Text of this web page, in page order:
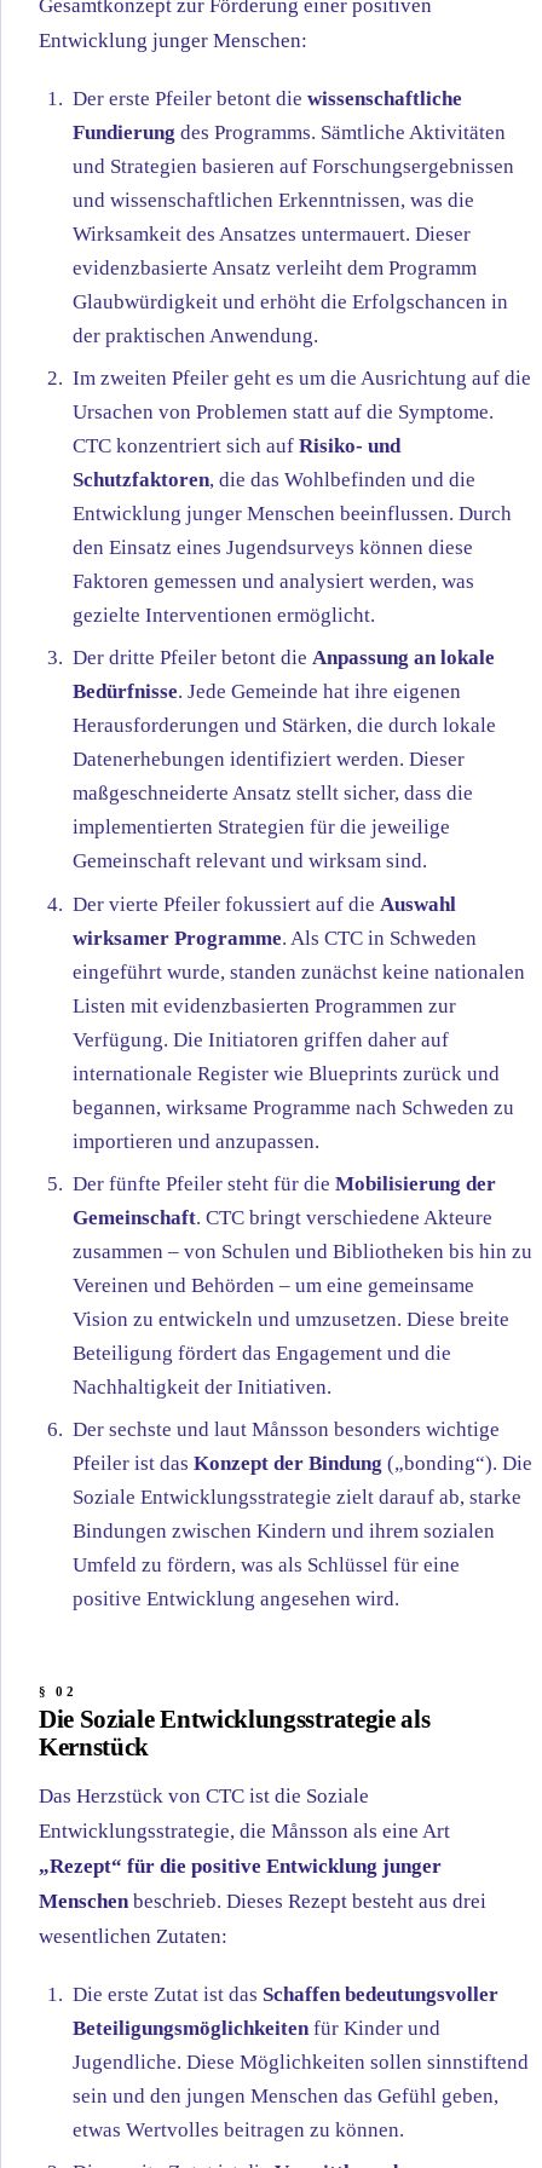
Gesamtkonzept zur Förderung einer positiven
Entwicklung junger Menschen:
Der erste Pfeiler betont die wissenschaftliche
Fundierung des Programms. Sämtliche Aktivitäten
und Strategien basieren auf Forschungsergebnissen
und wissenschaftlichen Erkenntnissen, was die
Wirksamkeit des Ansatzes untermauert. Dieser
evidenzbasierte Ansatz verleiht dem Programm
Glaubwürdigkeit und erhöht die Erfolgschancen in
der praktischen Anwendung.
Im zweiten Pfeiler geht es um die Ausrichtung auf die
Ursachen von Problemen statt auf die Symptome.
CTC konzentriert sich auf Risiko- und
Schutzfaktoren, die das Wohlbefinden und die
Entwicklung junger Menschen beeinflussen. Durch
den Einsatz eines Jugendsurveys können diese
Faktoren gemessen und analysiert werden, was
gezielte Interventionen ermöglicht.
Der dritte Pfeiler betont die Anpassung an lokale
Bedürfnisse. Jede Gemeinde hat ihre eigenen
Herausforderungen und Stärken, die durch lokale
Datenerhebungen identifiziert werden. Dieser
maßgeschneiderte Ansatz stellt sicher, dass die
implementierten Strategien für die jeweilige
Gemeinschaft relevant und wirksam sind.
Der vierte Pfeiler fokussiert auf die Auswahl
wirksamer Programme. Als CTC in Schweden
eingeführt wurde, standen zunächst keine nationalen
Listen mit evidenzbasierten Programmen zur
Verfügung. Die Initiatoren griffen daher auf
internationale Register wie Blueprints zurück und
begannen, wirksame Programme nach Schweden zu
importieren und anzupassen.
Der fünfte Pfeiler steht für die Mobilisierung der
Gemeinschaft. CTC bringt verschiedene Akteure
zusammen – von Schulen und Bibliotheken bis hin zu
Vereinen und Behörden – um eine gemeinsame
Vision zu entwickeln und umzusetzen. Diese breite
Beteiligung fördert das Engagement und die
Nachhaltigkeit der Initiativen.
Der sechste und laut Månsson besonders wichtige
Pfeiler ist das Konzept der Bindung („bonding“). Die
Soziale Entwicklungsstrategie zielt darauf ab, starke
Bindungen zwischen Kindern und ihrem sozialen
Umfeld zu fördern, was als Schlüssel für eine
positive Entwicklung angesehen wird.
Die Soziale Entwicklungsstrategie als
Kernstück
Das Herzstück von CTC ist die Soziale
Entwicklungsstrategie, die Månsson als eine Art
„Rezept“ für die positive Entwicklung junger
Menschenbeschrieb. Dieses Rezept besteht aus drei
wesentlichen Zutaten:
Die erste Zutat ist das Schaffen bedeutungsvoller
Beteiligungsmöglichkeitenfür Kinder und
Jugendliche. Diese Möglichkeiten sollen sinnstiftend
sein und den jungen Menschen das Gefühl geben,
etwas Wertvolles beitragen zu können.